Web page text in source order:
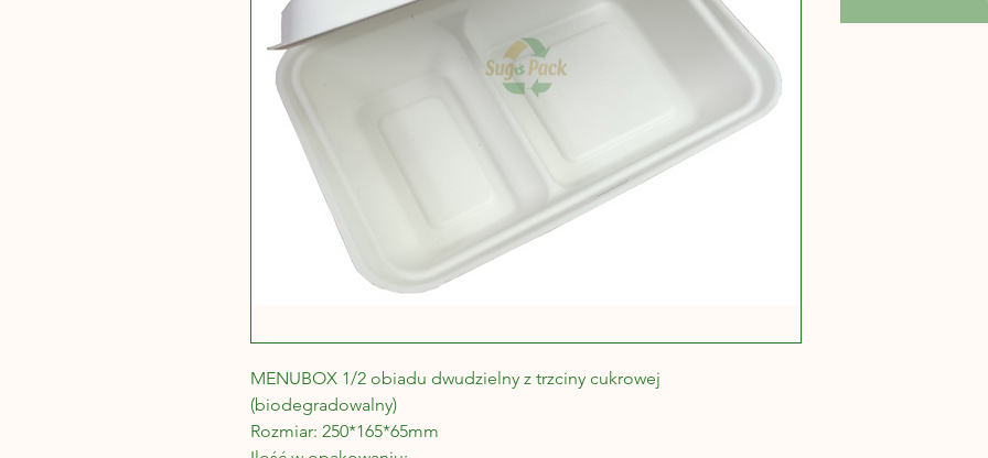
MENUBOX 1/2 obiadu dwudzielny z trzciny cukrowej
(biodegradowalny)
Rozmiar: 250*165*65mm